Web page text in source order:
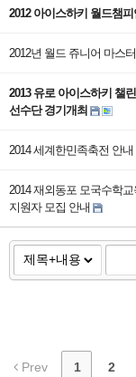
2012 아이스하키 월드챔
2012년 월드 쥬니어 마스
2013 유로 아이스하키 챌
선수단 경기개최
2014 세계한민족축전 안내
2014 재외동포 모국수학
지원자 모집 안내
Prev 1 2